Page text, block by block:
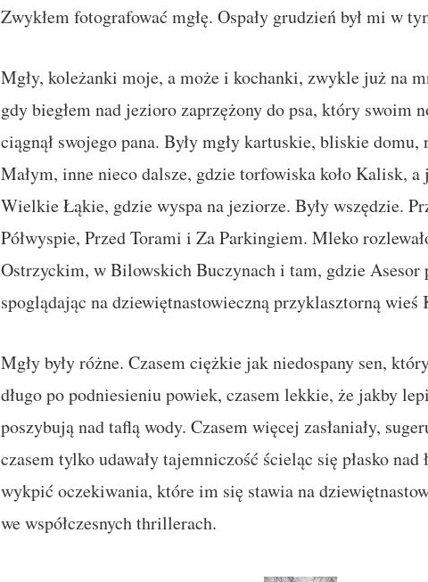
Zwykłem fotografować mgłę. Ospały grudzień był mi w
Mgły, koleżanki moje, a może i kochanki, zwykle już na
gdy biegłem nad jezioro zaprzężony do psa, który swoim
ciągnął swojego pana. Były mgły kartuskie, bliskie
Małym, inne nieco dalsze, gdzie torfowiska koło Kalisk,
Wielkie Łąkie, gdzie wyspa na jeziorze. Były wszędzie.
Półwyspie, Przed Torami i Za Parkingiem. Mleko
Ostrzyckim, w Bilowskich Buczynach i tam, gdzie Asesor
spoglądając na dziewiętnastowieczną przyklasztorną wieś
Mgły były różne. Czasem ciężkie jak niedospany sen,
długo po podniesieniu powiek, czasem lekkie, że jakby
poszybują nad taflą wody. Czasem więcej zasłaniały,
czasem tylko udawały tajemniczość ścieląc się płasko nad
wykpić oczekiwania, które im się stawia na
we współczesnych thrillerach.